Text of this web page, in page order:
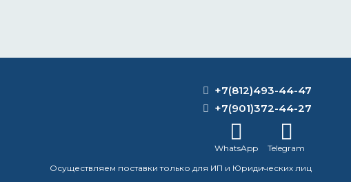
+7(812)493-44-47
+7(901)372-44-27
WhatsApp
Telegram
Осуществляем поставки только для ИП и Юридических лиц